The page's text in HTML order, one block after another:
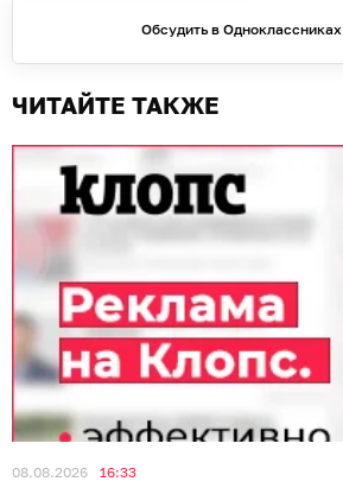
Обсудить в Одноклассниках
ЧИТАЙТЕ ТАКЖЕ
08.08.2026 16:33